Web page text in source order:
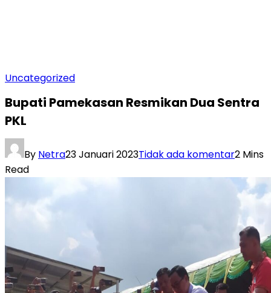
Uncategorized
Bupati Pamekasan Resmikan Dua Sentra
PKL
By Netra23 Januari 2023Tidak ada komentar2 Mins
Read